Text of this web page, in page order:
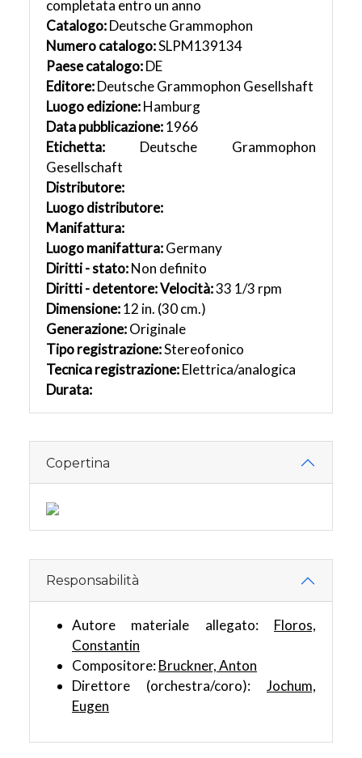
completata entro un anno
Catalogo:Deutsche Grammophon
Numero catalogo:SLPM139134
Paese catalogo:DE
Editore:Deutsche Grammophon Gesellshaft
Luogo edizione:Hamburg
Data pubblicazione:1966
Etichetta: Deutsche Grammophon
Gesellschaft
Distributore:
Luogo distributore:
Manifattura:
Luogo manifattura:Germany
Diritti - stato:Non definito
Diritti - detentore:Velocità:33 1/3 rpm
Dimensione:12 in. (30 cm.)
Generazione:Originale
Tipo registrazione:Stereofonico
Tecnica registrazione:Elettrica/analogica
Durata:
Copertina
Responsabilità
Autore materiale allegato: Floros,
Constantin
Compositore:Bruckner, Anton
Direttore (orchestra/coro): Jochum,
Eugen